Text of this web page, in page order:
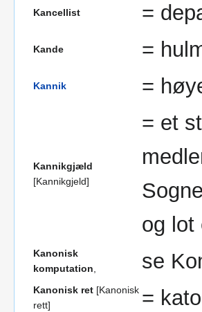
Kancellist =
Kande =
Kannik =
Kannikgjæld
[Kannikgjeld]
= et
og lot
Kanonisk
komputation, se
Kanonisk ret [Kanonisk
rett]
=